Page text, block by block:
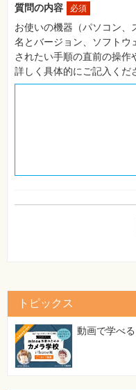
自
作・
パ
ソ
コ
ン・
ホ
ビ
ー
ー
特
⼀
覧
質問の内容 必須
お使いの機器（パソコン、
名とバージョン、ソフトウ
されたい手順の直前の操作
詳しく具体的にご記入くだ
トピックス
動画で学べ